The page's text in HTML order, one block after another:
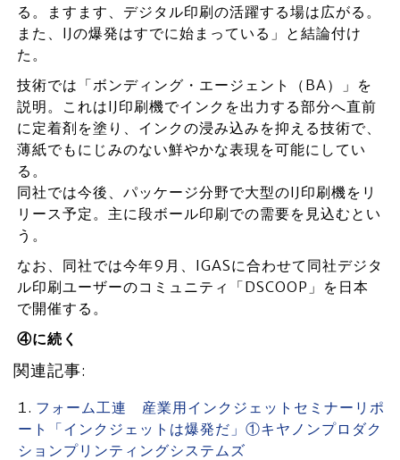
る。ますます、デジタル印刷の活躍する場は広がる。
また、IJの爆発はすでに始まっている」と結論付け
た。
技術では「ボンディング・エージェント（BA）」を
説明。これはIJ印刷機でインクを出力する部分へ直前
に定着剤を塗り、インクの浸み込みを抑える技術で、
薄紙でもにじみのない鮮やかな表現を可能にしてい
る。
同社では今後、パッケージ分野で大型のIJ印刷機をリ
リース予定。主に段ボール印刷での需要を見込むとい
う。
なお、同社では今年9月、IGASに合わせて同社デジタ
ル印刷ユーザーのコミュニティ「DSCOOP」を日本
で開催する。
④に続く
関連記事:
フォーム工連 産業用インクジェットセミナーリポ
ート「インクジェットは爆発だ」①キヤノンプロダク
ションプリンティングシステムズ